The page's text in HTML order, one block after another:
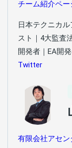
チーム紹介ペー
日本テクニカ
スト｜4大監査
開発者｜EA開発
Twitter
有限会社アセン